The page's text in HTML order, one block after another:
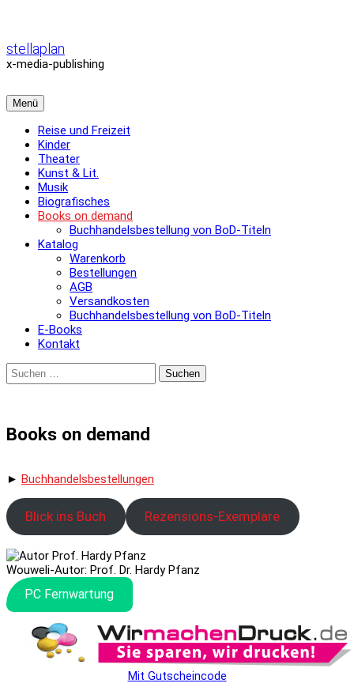
überspringen
stellaplan
x-media-publishing
Menü
Reise und Freizeit
Kinder
Theater
Kunst & Lit.
Musik
Biografisches
Books on demand
Buchhandelsbestellung von BoD-Titeln
Katalog
Warenkorb
Bestellungen
AGB
Versandkosten
Buchhandelsbestellung von BoD-Titeln
E-Books
Kontakt
Suchen
nach:
Books on demand
► Buchhandelsbestellungen
Blick ins Buch Rezensions-Exemplare
Wouweli-Autor: Prof. Dr. Hardy Pfanz
PC Fernwartung
Mit Gutscheincode